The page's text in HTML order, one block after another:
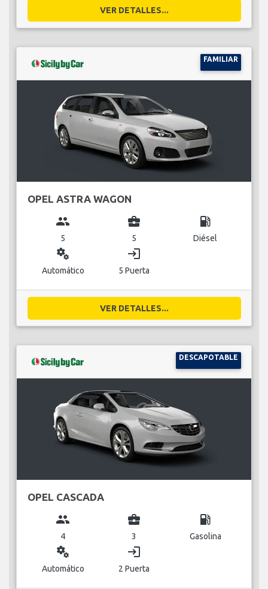
VER DETALLES...
FAMILIAR
OPEL ASTRA WAGON
group
5
business_center
5
local_gas_station
Diésel
miscellaneous_services
Automático
login
5 Puerta
VER DETALLES...
DESCAPOTABLE
OPEL CASCADA
group
4
business_center
3
local_gas_station
Gasolina
miscellaneous_services
Automático
login
2 Puerta